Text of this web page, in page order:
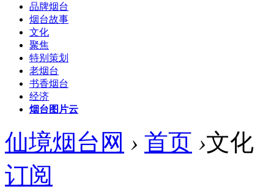
品牌烟台
烟台故事
文化
聚焦
特别策划
老烟台
书香烟台
经济
烟台图片云
仙境烟台网 › 首页 ›文化
订阅